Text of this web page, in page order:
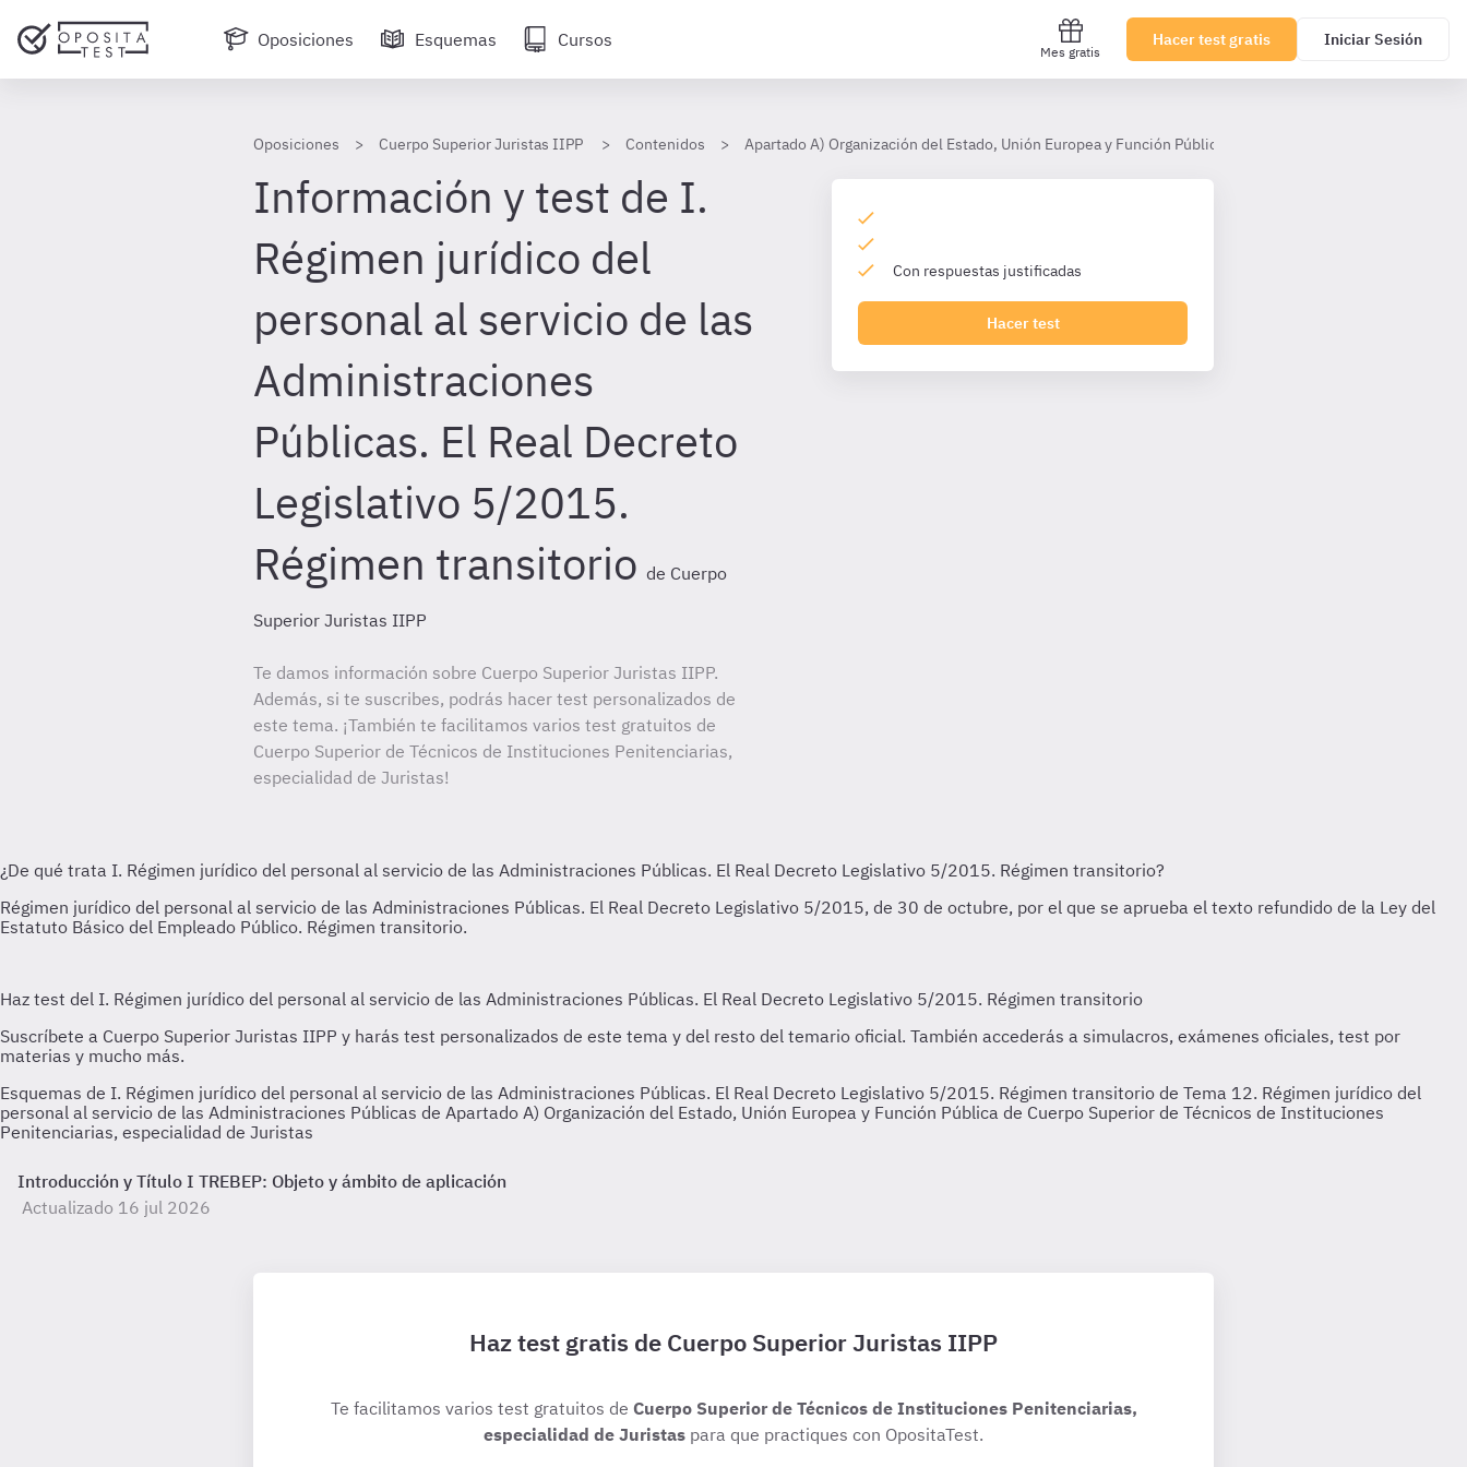
Oposiciones Esquemas Cursos
Mes gratis
Hacer test gratis Iniciar Sesión
Oposiciones Cuerpo Superior Juristas IIPP Contenidos Apartado A) Organización del Estado, Unión Europea y Función Pública
Información y test de I.
Régimen jurídico del
personal al servicio de las
Administraciones
Públicas. El Real Decreto
Legislativo 5/2015.
Régimen transitorio de Cuerpo
Superior Juristas IIPP
Te damos información sobre Cuerpo Superior Juristas IIPP.
Además, si te suscribes, podrás hacer test personalizados de
este tema. ¡También te facilitamos varios test gratuitos de
Cuerpo Superior de Técnicos de Instituciones Penitenciarias,
especialidad de Juristas!
Con respuestas justificadas
Hacer test
Esquemas de I. Régimen jurídico del personal al servicio de las Administraciones Públicas. El Real Decreto Legislativo 5/2015. Régimen transitorio de Tema 12. Régimen jurídico del
personal al servicio de las Administraciones Públicas de Apartado A) Organización del Estado, Unión Europea y Función Pública de Cuerpo Superior de Técnicos de Instituciones
Penitenciarias, especialidad de Juristas
Introducción y Título I TREBEP: Objeto y ámbito de aplicación
Actualizado 16 jul 2026
Haz test gratis de Cuerpo Superior Juristas IIPP
Te facilitamos varios test gratuitos de Cuerpo Superior de Técnicos de Instituciones Penitenciarias,
especialidad de Juristas para que practiques con OpositaTest.